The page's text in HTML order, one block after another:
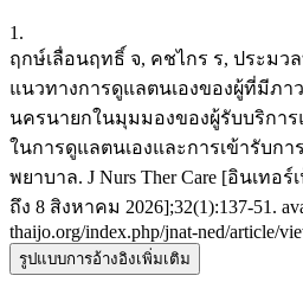
1.
ฤกษ์เลื่อนฤทธิ์ จ, คชไกร ร, ประมว
แนวทางการดูแลตนเองของผู้ที่มีภา
นครนายกในมุมมองของผู้รับบริกา
ในการดูแลตนเองและการเข้ารับกา
พยาบาล. J Nurs Ther Care [อินเทอ
ถึง 8 สิงหาคม 2026];32(1):137-51.
thaijo.org/index.php/jnat-ned/article/
รูปแบบการอ้างอิงเพิ่มเติม